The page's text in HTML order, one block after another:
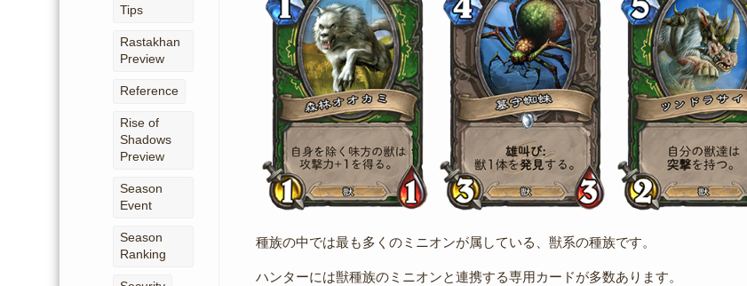
種族の中では最も多くのミニオンが属している、獣系の種族です。
ハンターには獣種族のミニオンと連携する専用カードが多数あります。
Tips
Rastakhan
Preview
Reference
Rise of
Shadows
Preview
Season
Event
Season
Ranking